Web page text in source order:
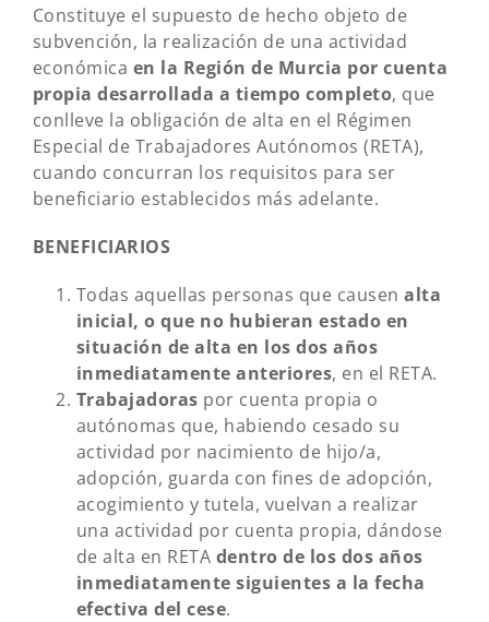
Constituye el supuesto de hecho objeto de
subvención, la realización de una actividad
económica en la Región de Murcia por cuenta
propia desarrollada a tiempo completo, que
conlleve la obligación de alta en el Régimen
Especial de Trabajadores Autónomos (RETA),
cuando concurran los requisitos para ser
beneficiario establecidos más adelante.
BENEFICIARIOS
Todas aquellas personas que causenalta
inicial, o que no hubieran estado en
situación de alta en los dos años
inmediatamente anteriores, en el RETA.
Trabajadoras por cuenta propia o
autónomas que, habiendo cesado su
actividad por nacimiento de hijo/a,
adopción, guarda con fines de adopción,
acogimiento y tutela, vuelvan a realizar
una actividad por cuenta propia, dándose
de alta en RETA dentro de los dos años
inmediatamente siguientes a la fecha
efectiva del cese.